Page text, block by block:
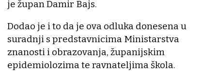
je župan Damir Bajs.
Dodao je i to da je ova odluka donesena u
suradnji s predstavnicima Ministarstva
znanosti i obrazovanja, županijskim
epidemiolozima te ravnateljima škola.